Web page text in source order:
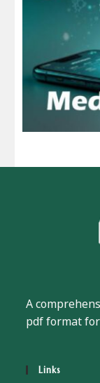
A
pdf format
Links